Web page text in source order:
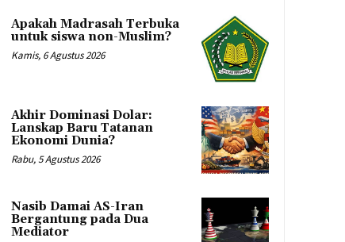
Apakah Madrasah Terbuka
untuk siswa non-Muslim?
Kamis, 6 Agustus 2026
Akhir Dominasi Dolar:
Lanskap Baru Tatanan
Ekonomi Dunia?
Rabu, 5 Agustus 2026
Nasib Damai AS-Iran
Bergantung pada Dua
Mediator